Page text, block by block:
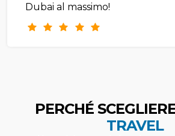
Dubai al massimo!
PERCHÉ
TRAVEL